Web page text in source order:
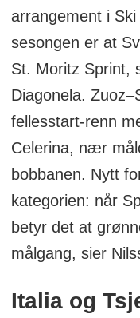
arrangement i
sesongen er at
St. Moritz Sprint,
Diagonela.
fellesstart-renn
Celerina, nær
bobbanen. Nytt
kategorien: når
betyr det at
målgang, sier
Italia og